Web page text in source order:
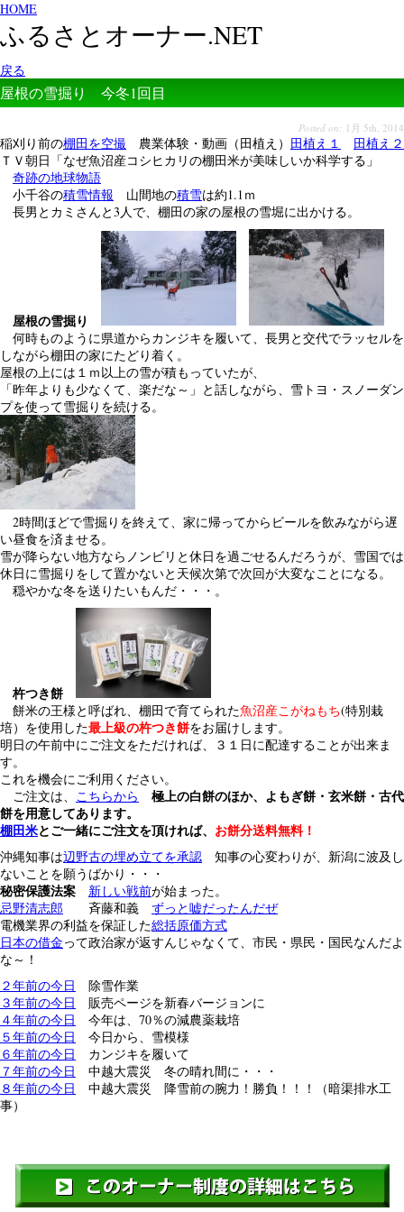
HOME
ふるさとオーナー.NET
戻る
屋根の雪掘り 今冬1回目
Posted on: 1月 5th, 2014
稲刈り前の棚田を空撮 農業体験・動画（田植え） 田植え１
田植え２
ＴＶ朝日「なぜ魚沼産コシヒカリの棚田米が美味しいか科学する」
奇跡の地球物語
小千谷の積雪情報 山間地の積雪は約1.1ｍ
長男とカミさんと3人で、棚田の家の屋根の雪堀に出かける。
屋根の雪掘り
何時ものように県道からカンジキを履いて、長男と交代でラッセルを
しながら棚田の家にたどり着く。
屋根の上には１ｍ以上の雪が積もっていたが、
「昨年よりも少なくて、楽だな～」と話しながら、雪トヨ・スノーダン
プを使って雪掘りを続ける。
2時間ほどで雪掘りを終えて、家に帰ってからビールを飲みながら遅
い昼食を済ませる。
雪が降らない地方ならノンビリと休日を過ごせるんだろうが、雪国では
休日に雪掘りをして置かないと天候次第で次回が大変なことになる。
穏やかな冬を送りたいもんだ・・・。
杵つき餅
餅米の王様と呼ばれ、棚田で育てられた魚沼産こがねもち(特別栽
培）を使用した最上級の杵つき餅をお届けします。
明日の午前中にご注文をただければ、３１日に配達することが出来ま
す。
これを機会にご利用ください。
ご注文は、 こちらから
極上の白餅のほか、よもぎ餅・玄米餅・古代
餅を用意してあります。
棚田米とご一緒にご注文を頂ければ、 お餅分送料無料！
沖縄知事は辺野古の埋め立てを承認 知事の心変わりが、新潟に波及し
ないことを願うばかり・・・
秘密保護法案 新しい戦前が始まった。
忌野清志郎 斉藤和義 ずっと嘘だったんだぜ
電機業界の利益を保証した総括原価方式
日本の借金って政治家が返すんじゃなくて、市民・県民・国民なんだよ
な～！
２年前の今日
除雪作業
３年前の今日
販売ページを新春バージョンに
４年前の今日
今年は、70％の減農薬栽培
５年前の今日
今日から、雪模様
６年前の今日
カンジキを履いて
７年前の今日
中越大震災 冬の晴れ間に・・・
８年前の今日
中越大震災 降雪前の腕力！勝負！！！（暗渠排水工
事）